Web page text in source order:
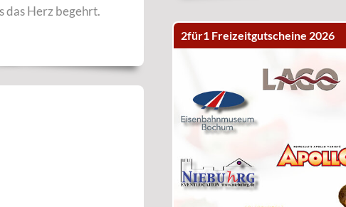
das Herz begehrt.
2für1 Freizeitgutscheine 2026